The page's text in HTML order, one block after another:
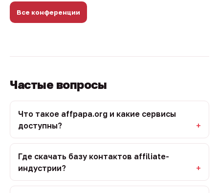
Все конференции
Частые вопросы
Что такое affpapa.org и какие сервисы
доступны?
Где скачать базу контактов affiliate-
индустрии?